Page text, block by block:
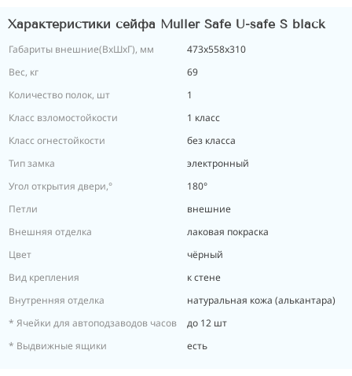
Характеристики сейфа Muller Safe U-safe S black
Габариты внешние(ВхШхГ), мм
473х558х310
Вес, кг
69
Количество полок, шт
1
Класс взломостойкости
1 класс
Класс огнестойкости
без класса
Тип замка
электронный
Угол открытия двери,°
180°
Петли
внешние
Внешняя отделка
лаковая покраска
Цвет
чёрный
Вид крепления
к стене
Внутренняя отделка
натуральная кожа (алькантара)
* Ячейки для автоподзаводов часов
до 12 шт
* Выдвижные ящики
есть